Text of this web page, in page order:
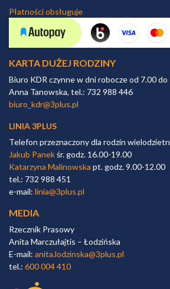
Płatności obsługuje
KARTA DUŻEJ RODZINY
Biuro KDR czynne w dni robocze od 7.00 do
Anna Tanowska, tel.: 732 988 446
biuro_kdr@3plus.pl
LINIA 3PLUS
Telefon przeznaczony dla rodzin
Jakub Panekśr. godz. 16.00-19.00
Katarzyna Malinowska pt. godz. 9.00-12.00
tel.: 732 988 451
e-mail: linia@3plus.pl
MEDIA
Rzecznik Prasowy
Anita Marczułajtis – Łodzińska
E-mail: anita.lodzinska@3plus.pl
tel.: 600 004 410